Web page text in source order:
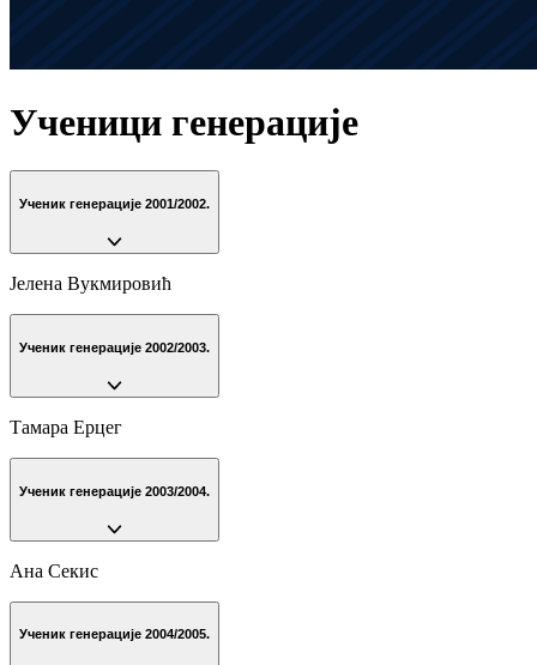
Ученици генерације
Ученик генерације 2001/2002.
Јелена Вукмировић
Ученик генерације 2002/2003.
Тамара Ерцег
Ученик генерације 2003/2004.
Ана Секис
Ученик генерације 2004/2005.